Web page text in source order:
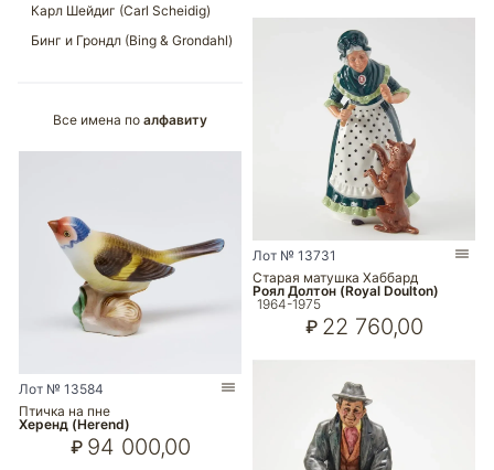
Все имена по алфавиту
Лот № 13584
Птичка на пне
Херенд (Herend)
₽ 94 000,00
Лот № 13731
Старая матушка Хаббард
Роял Долтон (Royal Doulton)
1964-1975
₽ 22 760,00